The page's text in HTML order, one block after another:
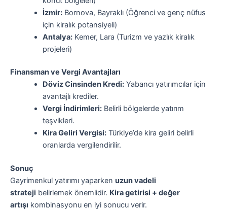
İzmir:Bornova, Bayraklı (Öğrenci ve genç nüfus
için kiralık potansiyeli)
Antalya:Kemer, Lara (Turizm ve yazlık kiralık
projeleri)
Finansman ve Vergi Avantajları
Döviz Cinsinden Kredi:Yabancı yatırımcılar için
avantajlı krediler.
Vergi İndirimleri:Belirli bölgelerde yatırım
teşvikleri.
Kira Geliri Vergisi:Türkiye’de kira geliri belirli
oranlarda vergilendirilir.
Sonuç
Gayrimenkul yatırımı yaparken uzun vadeli
strateji belirlemek önemlidir. Kira getirisi + değer
artışı kombinasyonu en iyi sonucu verir.